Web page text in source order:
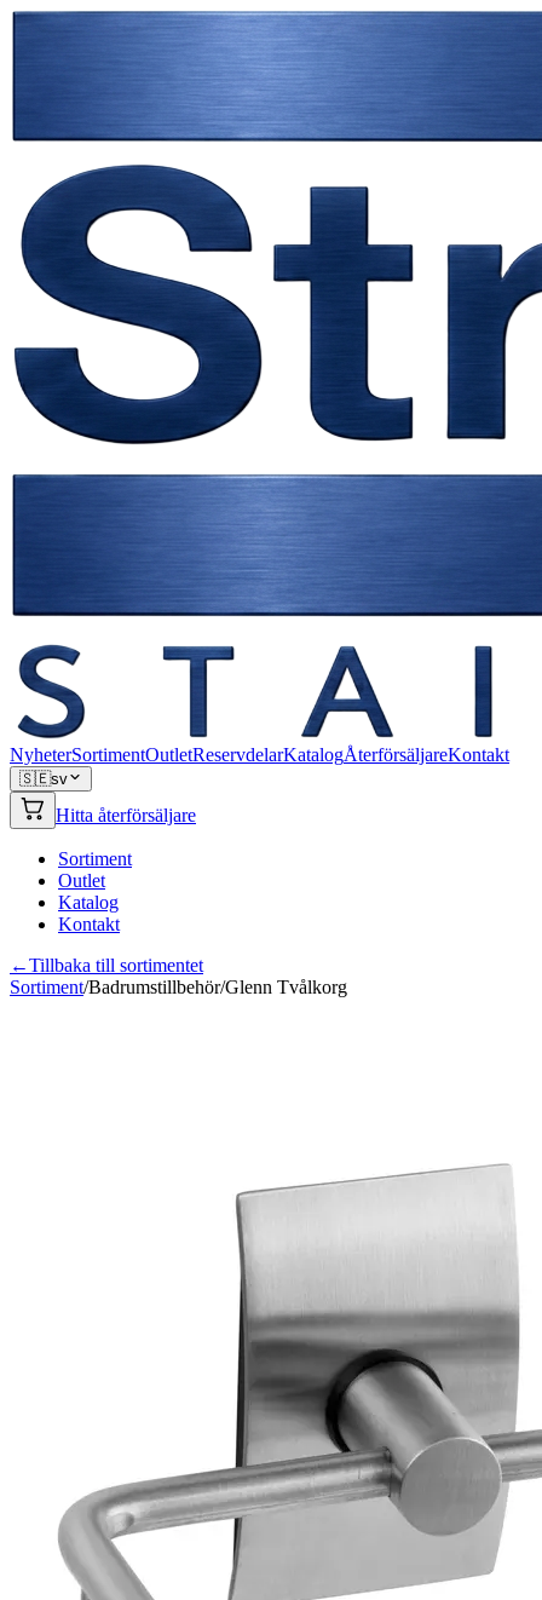
NyheterSortimentOutletReservdelarKatalogÅterförsäljareKontakt
🇸🇪sv
Hitta återförsäljare
Sortiment
Outlet
Katalog
Kontakt
←Tillbaka till sortimentet
Sortiment/Badrumstillbehör/Glenn Tvålkorg